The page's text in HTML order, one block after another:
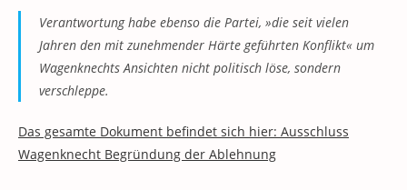
Verantwortung habe ebenso die Partei, »die seit vielen
Jahren den mit zunehmender Härte geführten Konflikt« um
Wagenknechts Ansichten nicht politisch löse, sondern
verschleppe.
Das gesamte Dokument befindet sich hier: Ausschluss
Wagenknecht Begründung der Ablehnung